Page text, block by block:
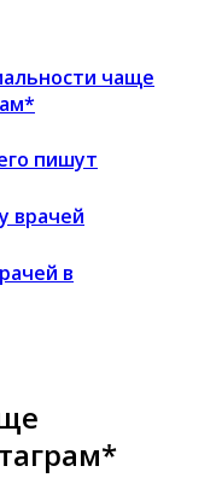
чаще
пишут
врачей
в